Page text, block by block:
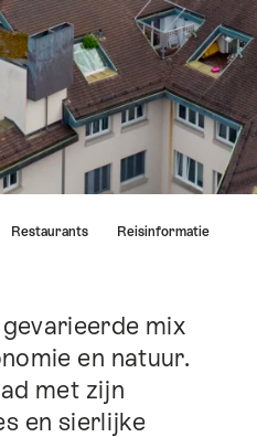
Restaurants Reisinformatie
mix
en natuur.
met zijn
en sierlijke